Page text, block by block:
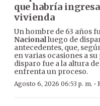
que habría
vivienda
Un hombre de 63 años
Nacionalluego de
antecedentes, que,
en varias ocasiones a
disparo fue a la altura
enfrenta un proceso.
Agosto 6, 2026 06:53 p. m. ·